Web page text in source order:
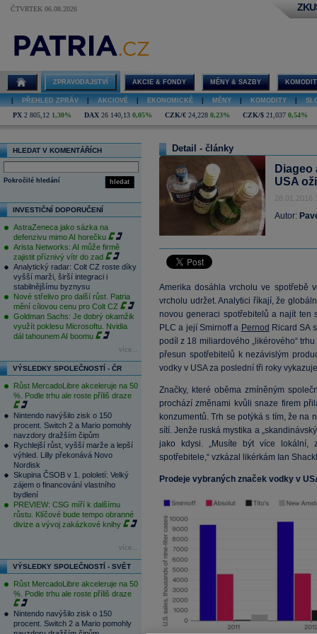
ČTVRTEK 06.08.2026
ZPRAVODAJSTVÍ AKCIE & FONDY MĚNY & SAZBY
PŘEHLED ZPRÁV AKCIOVÉ EKONOMICKÉ MĚNY KOMODITY
PX 2 805,12 1,30% DAX 26 140,13 0,05% CZK/€ 24,228 0,23% CZK/$ 21,037 0,54%
HLEDAT V KOMENTÁŘÍCH
hledat
Pokročilé hledání
INVESTIČNÍ DOPORUČENÍ
AstraZeneca jako sázka na
defenzivu mimo AI horečku
Arista Networks: AI může firmě
zajistit příznivý vítr do zad
Analytický radar: Colt CZ roste díky
vyšší marži, širší integraci i
stabilnějšímu byznysu
Nové střelivo pro další růst. Patria
mění cílovou cenu pro Colt CZ
Goldman Sachs: Je dobrý okamžik
využít poklesu Microsoftu. Nvidia
dál tahounem AI boomu
více...
VÝSLEDKY SPOLEČNOSTÍ - ČR
Růst MercadoLibre akceleruje na 50
%. Podle trhu ale roste příliš draze
Nintendo navýšilo zisk o 150
procent. Switch 2 a Mario pomohly
navzdory dražším čipům
Rychlejší růst, vyšší marže a lepší
výhled. Lilly překonává Novo
Nordisk
Skupina ČSOB v 1. pololetí: Velký
zájem o financování vlastního
bydlení
PREVIEW: CSG míří k dalšímu
růstu. Klíčové bude tempo obranné
divize a vývoj zakázkové knihy
více...
VÝSLEDKY SPOLEČNOSTÍ - SVĚT
Růst MercadoLibre akceleruje na 50
%. Podle trhu ale roste příliš draze
Nintendo navýšilo zisk o 150
procent. Switch 2 a Mario pomohly
Detail - články
Diageo
USA
28.01.2016
Autor:
Amerika dosáhla vrcholu ve spotřebě
vrcholu udržet. Analytici říkají, že
novou generaci spotřebitelů a najít ten
PLC a její Smirnoff a Pernod Ricard SA
podíl z 18 miliardového „likérového“
přesun spotřebitelů k nezávislým
vodky v USA za poslední tři roky
Značky, které oběma zmíněným
prochází změnami kvůli snaze firem
konzumentů. Trh se potýká s tím, že na
sítí. Jenže ruská mystika a
jako kdysi. „Musíte být více lokální,
spotřebitele,“ vzkázal likérkám Ian
Prodeje vybraných značek vodky v